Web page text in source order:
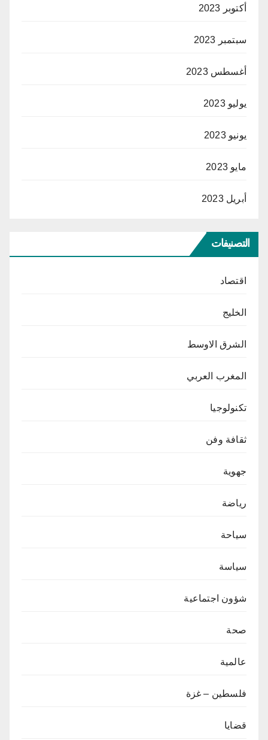
أكتوبر 2023
سبتمبر 2023
أغسطس 2023
يوليو 2023
يونيو 2023
مايو 2023
أبريل 2023
التصنيفات
اقتصاد
الخليج
الشرق الاوسط
المغرب العربي
تكنولوجيا
ثقافة وفن
جهوية
رياضة
سياحة
سياسة
شؤون اجتماعية
صحة
عالمية
فلسطين – غزة
قضايا